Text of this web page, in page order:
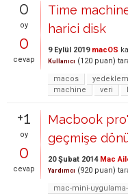
0
oy
0
cevap
Time
harici disk
9 Eylül 2019 macOS
Kullanıcı (120 puan)
macos
machine
veri
+1
oy
0
cevap
Macbook
geçmişe
20 Şubat 2014 Mac
Yardımcı (920 puan)
mac-mini-